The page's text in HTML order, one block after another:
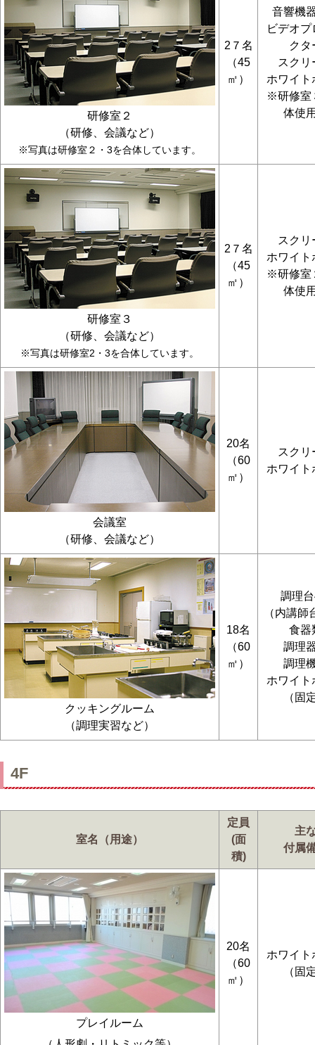
研修室２
（研修、会議など）
※写真は研修室２・3を合体しています。
2７名
（45
㎡）
音響機
ビデオプ
クタ
スクリ
ホワイト
※研修室
体使
研修室３
（研修、会議など）
※写真は研修室2・3を合体しています。
2７名
（45
㎡）
スクリ
ホワイト
※研修室
体使
会議室
（研修、会議など）
20名
（60
㎡）
スクリ
ホワイト
クッキングルーム
（調理実習など）
18名
（60
㎡）
調理
（内講師
食器
調理
調理
ホワイト
（固
4F
室名（用途）
定員
(面
積)
主
付属
プレイルーム
20名
（60
㎡）
ホワイト
（固